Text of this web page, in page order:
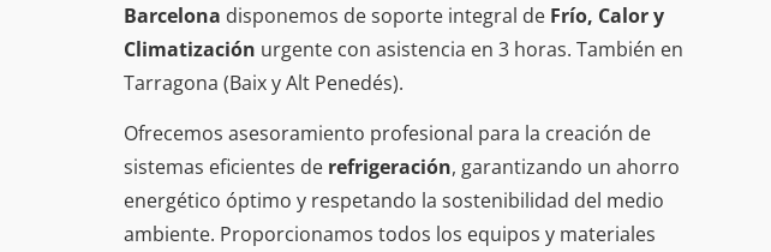
Barcelona disponemos de soporte integral de Frío, Calor y
Climatización urgente con asistencia en 3 horas. También en
Tarragona (Baix y Alt Penedés).
Ofrecemos asesoramiento profesional para la creación de
sistemas eficientes de refrigeración, garantizando un ahorro
energético óptimo y respetando la sostenibilidad del medio
ambiente. Proporcionamos todos los equipos y materiales